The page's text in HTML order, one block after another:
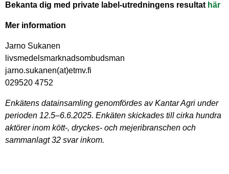
Bekanta dig med private label-utredningens resultat här
Mer information
Jarno Sukanen
livsmedelsmarknadsombudsman
jarno.sukanen(at)etmv.fi
029520 4752
Enkätens datainsamling genomfördes av Kantar Agri under
perioden 12.5–6.6.2025. Enkäten skickades till cirka hundra
aktörer inom kött-, dryckes- och mejeribranschen och
sammanlagt 32 svar inkom.